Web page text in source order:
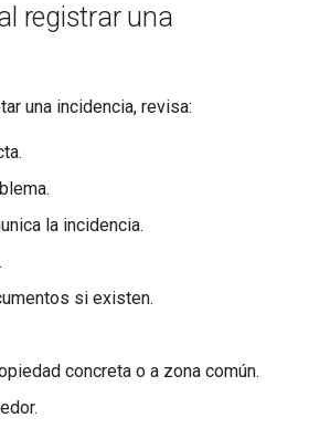
registrar una
una incidencia, revisa:
la incidencia.
si existen.
concreta o a zona común.